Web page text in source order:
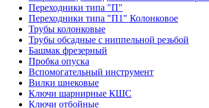
Переходники типа "П"
Переходники типа "П1" Колонковое
Трубы колонковые
Трубы обсадные с ниппельной резьбой
Башмак фрезерный
Пробка опуска
Вспомогательный инструмент
Вилки шнековые
Ключи шарнирные КШС
Ключи отбойные